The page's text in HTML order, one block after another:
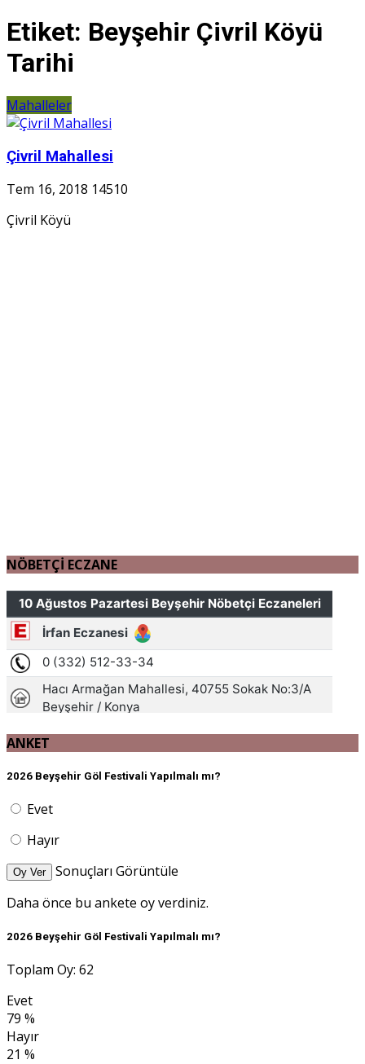
Etiket: Beyşehir Çivril Köyü
Tarihi
Mahalleler
Çivril Mahallesi
Tem 16, 2018 14510
Çivril Köyü
NÖBETÇİ ECZANE
ANKET
2026 Beyşehir Göl Festivali Yapılmalı mı?
Evet
Hayır
Oy Ver
Sonuçları Görüntüle
Daha önce bu ankete oy verdiniz.
2026 Beyşehir Göl Festivali Yapılmalı mı?
Toplam Oy: 62
Evet
79 %
Hayır
21 %